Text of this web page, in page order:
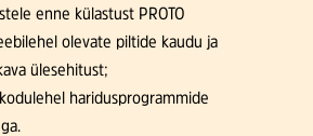
enne külastust PROTO
olevate piltide kaudu ja
ülesehitust;
haridusprogrammide